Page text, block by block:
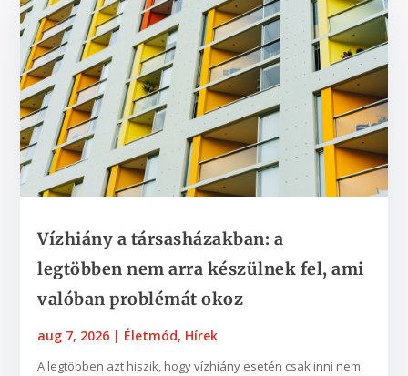
Vízhiány a társasházakban: a
legtöbben nem arra készülnek fel, ami
valóban problémát okoz
aug 7, 2026 | Életmód, Hírek
A legtöbben azt hiszik, hogy vízhiány esetén csak inni nem